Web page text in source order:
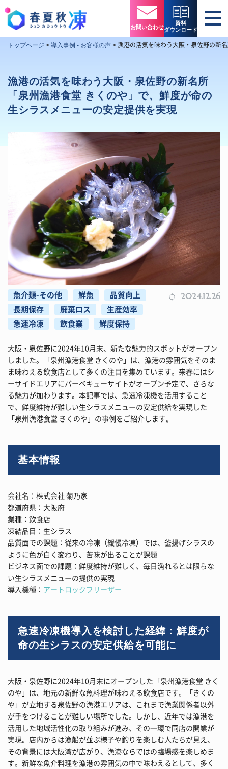
お問い合わせ
資料
ダウンロード
トップページ > 導入事例 - お客様の声 > 漁港の活気を味わう大阪・泉佐野の新
漁港の活気を味わう大阪・泉佐野の新名所
「泉州漁港食堂 きくのや」で、鮮度が命の
生シラスメニューの安定提供を実現
魚介類-その他 鮮魚
品質向上
長期保存
廃棄ロス
生産効率
急速冷凍
飲食業 鮮度保持
2024.12.26
大阪・泉佐野に2024年10月末、新たな魅力的スポットがオープン
しました。「泉州漁港食堂 きくのや」は、漁港の雰囲気をそのま
ま味わえる飲食店として多くの注目を集めています。来春にはシ
ーサイドエリアにバーベキューサイトがオープン予定で、さらな
る魅力が加わります。本記事では、急速冷凍機を活用すること
で、鮮度維持が難しい生シラスメニューの安定供給を実現した
「泉州漁港食堂 きくのや」の事例をご紹介します。
基本情報
会社名：株式会社 菊乃家
都道府県：大阪府
業種：飲食店
凍結品目：生シラス
品質面での課題：従来の冷凍（緩慢冷凍）では、釜揚げシラスの
ように色が白く変わり、苦味が出ることが課題
ビジネス面での課題：鮮度維持が難しく、毎日漁れるとは限らな
い生シラスメニューの提供の実現
導入機種： アートロックフリーザー
急速冷凍機導入を検討した経緯：鮮度が
命の生シラスの安定供給を可能に
大阪・泉佐野に2024年10月末にオープンした「泉州漁港食堂 きく
のや」は、地元の新鮮な魚料理が味わえる飲食店です。「きくの
や」が立地する泉佐野の漁港エリアは、これまで漁業関係者以外
が手をつけることが難しい場所でした。しかし、近年では漁港を
活用した地域活性化の取り組みが進み、その一環で同店の開業が
実現。店内からは漁船が並ぶ様子や釣りを楽しむ人たちが見え、
その背景には大阪湾が広がり、漁港ならではの臨場感を楽しめま
す。新鮮な魚介料理を漁港の雰囲気の中で味わえるとして、多く